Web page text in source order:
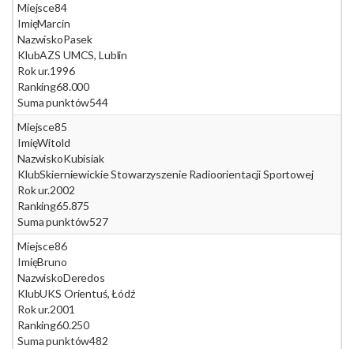
Miejsce84
ImięMarcin
NazwiskoPasek
KlubAZS UMCS, Lublin
Rok ur.1996
Ranking68.000
Suma punktów544
Miejsce85
ImięWitold
NazwiskoKubisiak
KlubSkierniewickie Stowarzyszenie Radioorientacji Sportowej
Rok ur.2002
Ranking65.875
Suma punktów527
Miejsce86
ImięBruno
NazwiskoDeredos
KlubUKS Orientuś, Łódź
Rok ur.2001
Ranking60.250
Suma punktów482